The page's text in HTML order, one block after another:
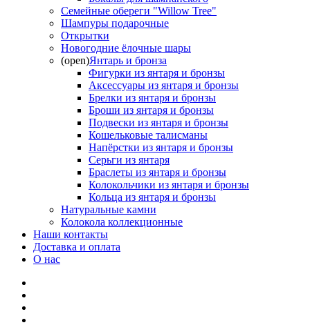
Семейные обереги "Willow Tree"
Шампуры подарочные
Открытки
Новогодние ёлочные шары
(open)Янтарь и бронза
Фигурки из янтаря и бронзы
Аксессуары из янтаря и бронзы
Брелки из янтаря и бронзы
Броши из янтаря и бронзы
Подвески из янтаря и бронзы
Кошельковые талисманы
Напёрстки из янтаря и бронзы
Серьги из янтаря
Браслеты из янтаря и бронзы
Колокольчики из янтаря и бронзы
Кольца из янтаря и бронзы
Натуральные камни
Колокола коллекционные
Наши контакты
Доставка и оплата
О нас